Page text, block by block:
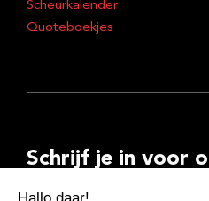
Scheurkalender
Quoteboekjes
Schrijf je in voor